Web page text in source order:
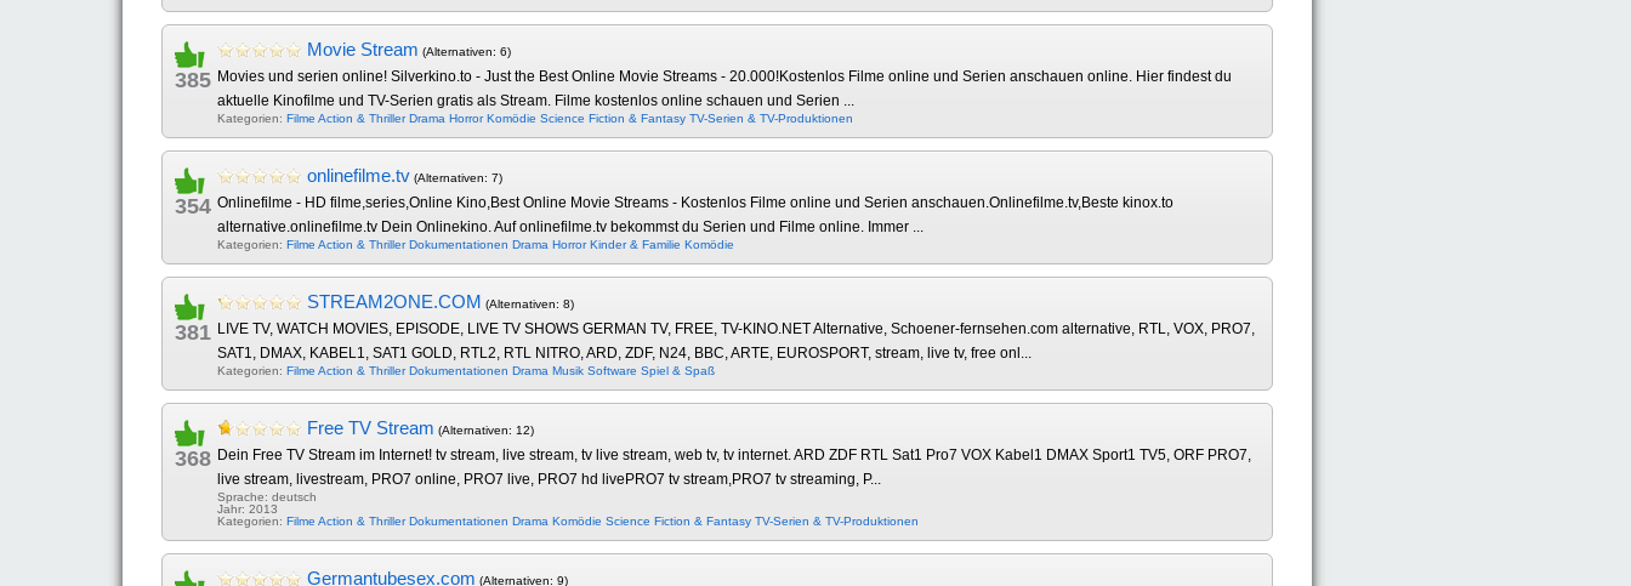
385
Movie Stream (Alternativen: 6)
Movies und serien online! Silverkino.to - Just the Best Online Movie Streams - 20.000!Kostenlos Filme online und Serien anschauen online. Hier findest du
aktuelle Kinofilme und TV-Serien gratis als Stream. Filme kostenlos online schauen und Serien ...
Kategorien: Filme Action & Thriller Drama Horror Komödie Science Fiction & Fantasy TV-Serien & TV-Produktionen
354
onlinefilme.tv (Alternativen: 7)
Onlinefilme - HD filme,series,Online Kino,Best Online Movie Streams - Kostenlos Filme online und Serien anschauen.Onlinefilme.tv,Beste kinox.to
alternative.onlinefilme.tv Dein Onlinekino. Auf onlinefilme.tv bekommst du Serien und Filme online. Immer ...
Kategorien: Filme Action & Thriller Dokumentationen Drama Horror Kinder & Familie Komödie
381
STREAM2ONE.COM (Alternativen: 8)
LIVE TV, WATCH MOVIES, EPISODE, LIVE TV SHOWS GERMAN TV, FREE, TV-KINO.NET Alternative, Schoener-fernsehen.com alternative, RTL, VOX, PRO7,
SAT1, DMAX, KABEL1, SAT1 GOLD, RTL2, RTL NITRO, ARD, ZDF, N24, BBC, ARTE, EUROSPORT, stream, live tv, free onl...
Kategorien: Filme Action & Thriller Dokumentationen Drama Musik Software Spiel & Spaß
368
Free TV Stream (Alternativen: 12)
Dein Free TV Stream im Internet! tv stream, live stream, tv live stream, web tv, tv internet. ARD ZDF RTL Sat1 Pro7 VOX Kabel1 DMAX Sport1 TV5, ORF PRO7,
live stream, livestream, PRO7 online, PRO7 live, PRO7 hd livePRO7 tv stream,PRO7 tv streaming, P...
Sprache: deutsch
Jahr: 2013
Kategorien: Filme Action & Thriller Dokumentationen Drama Komödie Science Fiction & Fantasy TV-Serien & TV-Produktionen
Germantubesex.com (Alternativen: 9)